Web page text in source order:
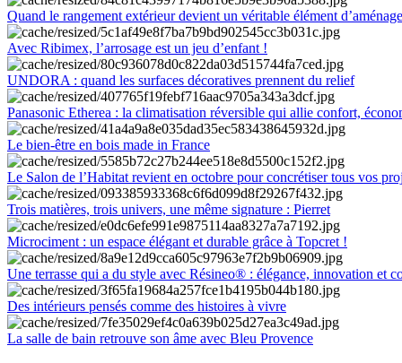
Quand le rangement extérieur devient un véritable élément
Avec Ribimex, l’arrosage est un jeu d’enfant !
UNDORA : quand les surfaces décoratives prennent du relief
Panasonic Etherea : la climatisation réversible qui allie confort,
Le bien-être en bois made in France
Le Salon de l’Habitat revient en octobre pour concrétiser tous vos
Trois matières, trois univers, une même signature : Pierret
Microciment : un espace élégant et durable grâce à Topcret !
Une terrasse qui a du style avec Résineo® : élégance, innovation et
Des intérieurs pensés comme des histoires à vivre
La salle de bain retrouve son âme avec Bleu Provence